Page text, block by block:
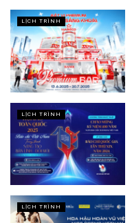
LỊCH TRÌNH
LỊCH TRÌNH
LỊCH TRÌNH